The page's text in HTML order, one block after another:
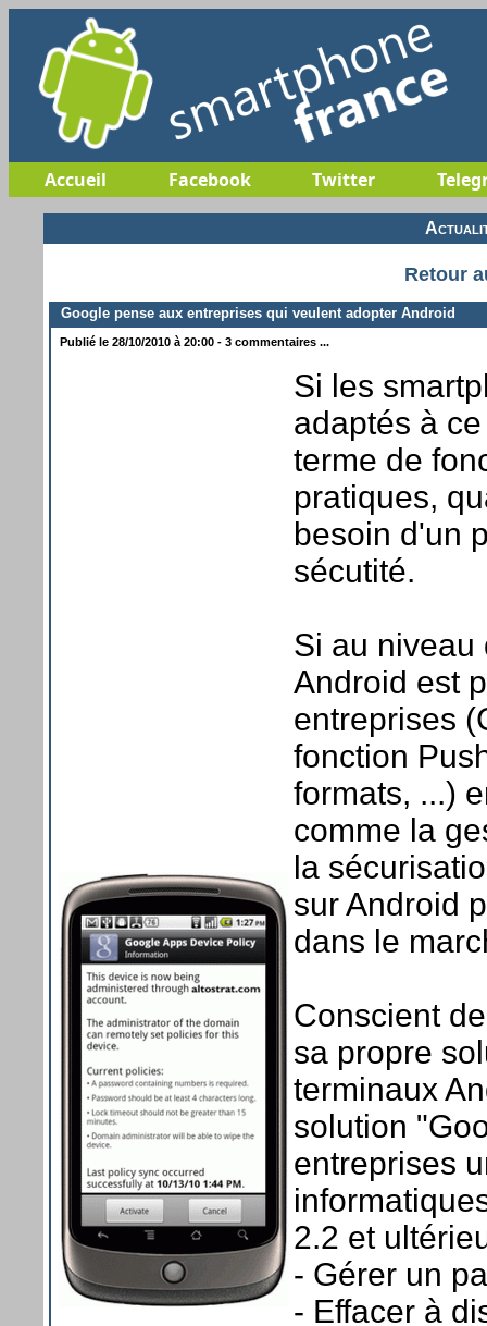
Accueil Facebook Twitter
Retour
Google pense aux entreprises qui veulent adopter Android
Publié le 28/10/2010 à 20:00 - 3 commentaires ...
Si les
adaptés à
terme de
pratiques,
besoin d'un
sécutité.
Si au niveau
Android est
entreprises
fonction
formats, ...)
comme la
la
sur Android
dans le
Conscient
sa propre
terminaux
solution
entreprises
2.2 et
- Gérer un
- Effacer à